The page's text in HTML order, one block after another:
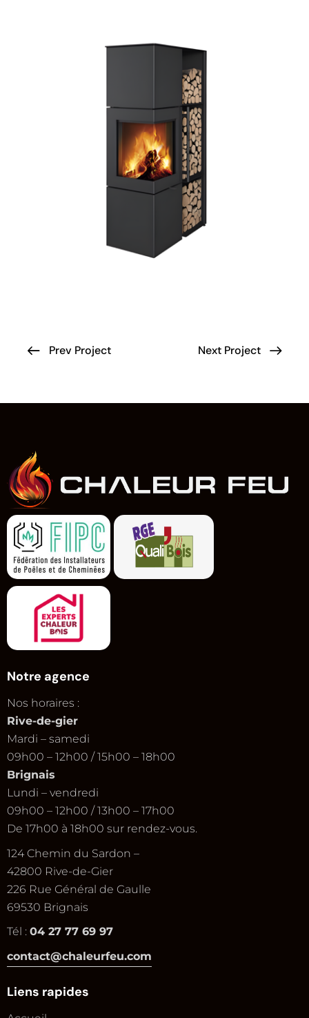
Prev Project Next Project
Notre agence
Nos horaires :
Rive-de-gier
Mardi – samedi
09h00 – 12h00 / 15h00 – 18h00
Brignais
Lundi – vendredi
09h00 – 12h00 / 13h00 – 17h00
De 17h00 à 18h00 sur rendez-vous.
124 Chemin du Sardon –
42800 Rive-de-Gier
226 Rue Général de Gaulle
69530 Brignais
Tél : 04 27 77 69 97
contact@chaleurfeu.com
Liens rapides